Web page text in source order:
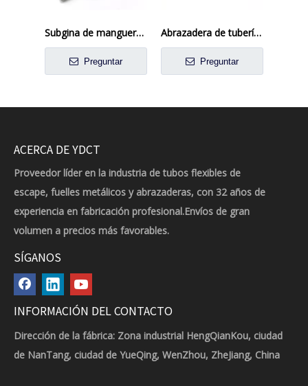
Subgina de manguera de perno T-Bolt de acero inoxidable de liberación rápida
Preguntar
Abrazadera de tubería de acero inoxidable de estilo americano con mango de plástico
Preguntar
ACERCA DE YDCT
Proveedor líder en la industria de tubos flexibles de
escape, fuelles metálicos y abrazaderas, con 32 años de
experiencia en fabricación profesional.Envíos de gran
volumen a precios más favorables.
SÍGANOS
INFORMACIÓN DEL CONTACTO
Dirección de la fábrica: Zona industrial HengQianKou, ciudad
de NanTang, ciudad de YueQing, WenZhou, ZheJiang, China